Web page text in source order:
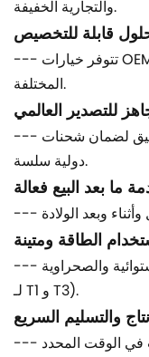
والتجارية الخفيفة.
قابلة للتخصيص
--- تتوفر خيارات OEM وODM المرنة لتلبية احتياجات السوق
المختلفة.
للتصدير العالمي
--- دعم قوي في مجال اللوجستيات والتوثيق لضمان شحنات
دولية سلسة.
ما بعد البيع فعالة
الطاقة ومتينة
--- تم تصميمه ليعمل في المناخات الاستوائية والصحراوية (جاهز
لـ T1 و T3).
والتسليم السريع